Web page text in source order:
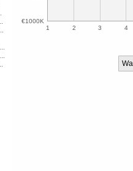
1 2 3 4
€1000K